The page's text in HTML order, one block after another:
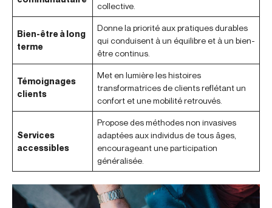
collective.
Bien-être à long
terme
Donne la priorité aux pratiques durables
qui conduisent à un équilibre et à un bien-
être continus.
Témoignages
clients
Met en lumière les histoires
transformatrices de clients reflétant un
confort et une mobilité retrouvés.
Services
accessibles
Propose des méthodes non invasives
adaptées aux individus de tous âges,
encourageant une participation
généralisée.